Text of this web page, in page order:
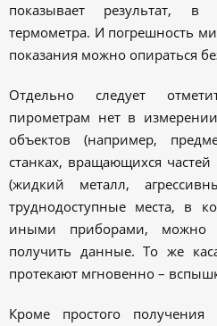
показывает результат,
термометра. И погрешность
показания можно опираться
Отдельно следует
пирометрам нет в
объектов (например,
станках, вращающихся
(жидкий металл,
труднодоступные места, в
иными приборами, можно
получить данные. То же
протекают мгновенно –
Кроме простого